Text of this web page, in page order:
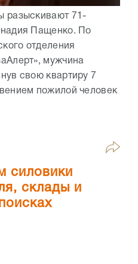
разыскивают 71-
Пащенко. По
отделения
мужчина
свою квартиру 7
пожилой человек
силовики
склады и